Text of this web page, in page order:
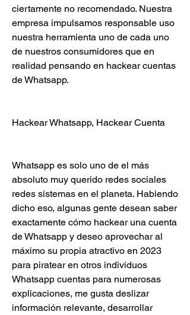
ciertamente no recomendado. Nuestra
empresa impulsamos responsable uso
nuestra herramienta uno de cada uno
de nuestros consumidores que en
realidad pensando en hackear cuentas
de Whatsapp.
Hackear Whatsapp, Hackear Cuenta
Whatsapp es solo uno de el más
absoluto muy querido redes sociales
redes sistemas en el planeta. Habiendo
dicho eso, algunas gente desean saber
exactamente cómo hackear una cuenta
de Whatsapp y deseo aprovechar al
máximo su propia atractivo en 2023
para piratear en otros individuos
Whatsapp cuentas para numerosas
explicaciones, me gusta deslizar
información relevante, desarrollar